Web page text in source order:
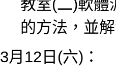
教室(二)軟體
的方法，並
3月12日(六)：